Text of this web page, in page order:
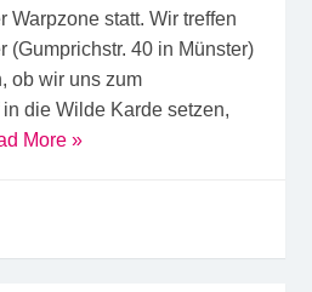
Warpzone statt. Wir treffen
(Gumprichstr. 40 in Münster)
ob wir uns zum
die Wilde Karde setzen,
More »